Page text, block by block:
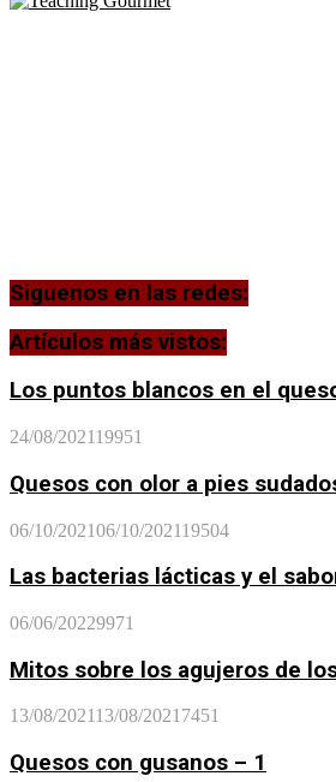
Siguenos en las redes:
Artículos más vistos:
Los puntos blancos en el
24/08/202119951
Quesos con olor a pies
06/10/202106/10/202119504
Las bacterias lácticas y el
06/06/20229971
Mitos sobre los agujeros de
13/08/202113/08/20217451
Quesos con gusanos – 1